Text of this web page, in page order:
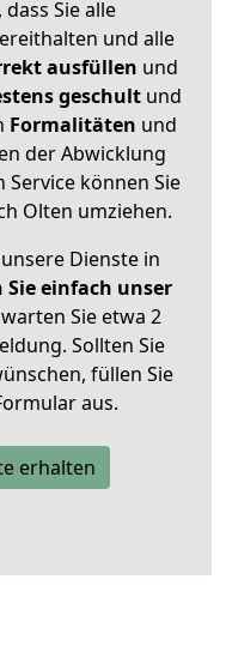
Sie alle
und alle
ausfüllen und
geschult und
Formalitäten und
der Abwicklung
können Sie
Olten umziehen.
Dienste in
einfach unser
Sie etwa 2
Sollten Sie
füllen Sie
aus.
erhalten